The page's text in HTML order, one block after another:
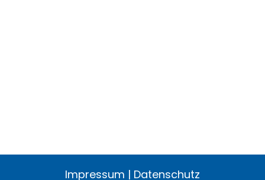
Impressum | Datenschutz